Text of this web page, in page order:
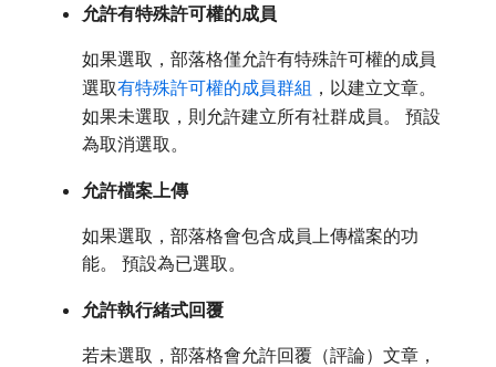
允許有特殊許可權的成員
如果選取，部落格僅允許有特殊許可權的成員
選取有特殊許可權的成員群組 ，以建立文章。
如果未選取，則允許建立所有社群成員。 預設
為取消選取。
允許檔案上傳
如果選取，部落格會包含成員上傳檔案的功
能。 預設為已選取。
允許執行緒式回覆
若未選取，部落格會允許回覆（評論）文章，